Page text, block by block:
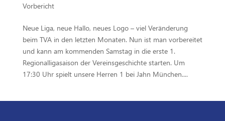
Vorbericht
Neue Liga, neue Hallo, neues Logo – viel Veränderung
beim TVA in den letzten Monaten. Nun ist man vorbereitet
und kann am kommenden Samstag in die erste 1.
Regionalligasaison der Vereinsgeschichte starten. Um
17:30 Uhr spielt unsere Herren 1 bei Jahn München....